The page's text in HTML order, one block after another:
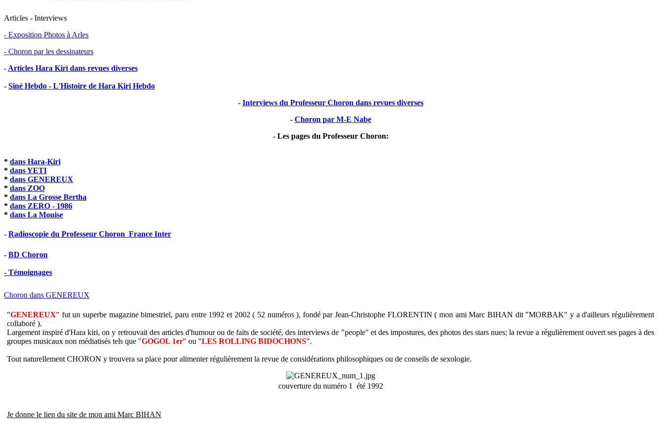
Articles - Interviews
- Exposition Photos à Arles
- Choron par les dessinateurs
- Articles Hara Kiri dans revues diverses
- Siné Hebdo - L'Histoire de Hara Kiri Hebdo
- Interviews du Professeur Choron dans revues diverses
- Choron par M-E Nabe
- Les pages du Professeur Choron:
* dans Hara-Kiri
* dans YETI
* dans GENEREUX
* dans ZOO
* dans La Grosse Bertha
* dans ZERO - 1986
* dans La Mouise
- Radioscopie du Professeur Choron  France Inter
- BD Choron
- Témoignages
Choron dans GENEREUX
"GENEREUX" fut un superbe magazine bimestriel, paru entre 1992 et 2002 ( 52 numéros ), fondé par Jean-Christophe FLORENTIN ( mon ami Marc BIHAN dit "MORBAK" y a d'ailleurs régulièrement
collaboré ).
Largement inspiré d'Hara kiri, on y retrouvait des articles d'humour ou de faits de société, des interviews de "people" et des impostures, des photos des stars nues; la revue a régulièrement ouvert ses pages à des
groupes musicaux non médiatisés tels que "GOGOL 1er" ou "LES ROLLING BIDOCHONS".
Tout naturellement CHORON y trouvera sa place pour alimenter régulièrement la revue de considérations philosophiques ou de conseils de sexologie.
couverture du numéro 1  été 1992
Je donne le lien du site de mon ami Marc BIHAN